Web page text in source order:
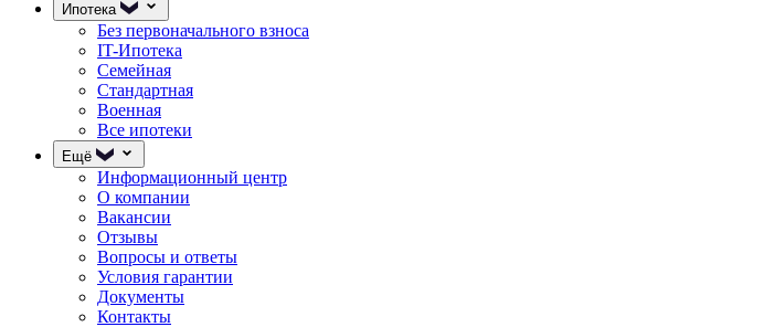
Ипотека
Без первоначального взноса
IT-Ипотека
Семейная
Стандартная
Военная
Все ипотеки
Ещё
Информационный центр
О компании
Вакансии
Отзывы
Вопросы и ответы
Условия гарантии
Документы
Контакты